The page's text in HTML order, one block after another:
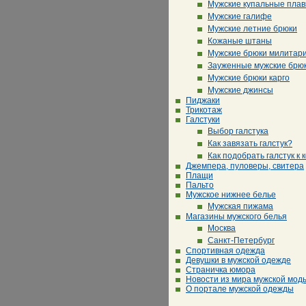
Мужские купальные
Мужские галифе
Мужские летние брюки
Кожаные штаны
Мужские брюки милитари
Зауженные мужские
Мужские брюки карго
Мужские джинсы
Пиджаки
Трикотаж
Галстуки
Выбор галстука
Как завязать галстук?
Как подобрать галстук к
Джемпера, пуловеры, свитера
Плащи
Пальто
Мужское нижнее белье
Мужская пижама
Магазины мужского белья
Москва
Санкт-Петербург
Спортивная одежда
Девушки в мужской одежде
Страничка юмора
Новости из мира мужской
О портале мужской одежды